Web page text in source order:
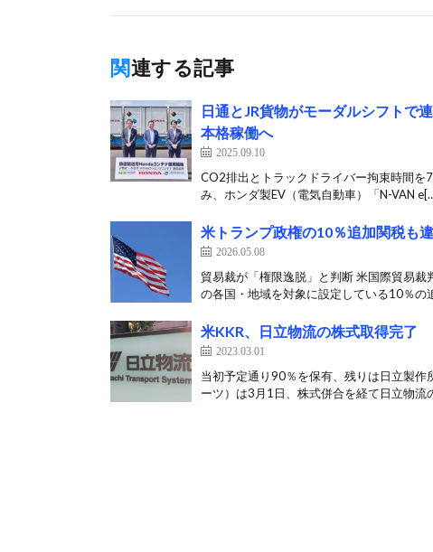
関連する記事
日通とJR貨物がモーダルシフトで
本格稼働へ
2025.09.10
CO2排出とトラックドライバー拘束時間を
み、ホンダ製EV（電気自動車）「N-VAN
米トランプ政権の10％追加関税も
2026.05.08
貿易裁が「権限逸脱」と判断 米国際貿易
の各国・地域を対象に設定している10％の
米KKR、日立物流の株式取得完了
2023.03.01
当初予定通り90％を保有、残りは日立製作
ーツ）は3月1日、株式併合を経て日立物流